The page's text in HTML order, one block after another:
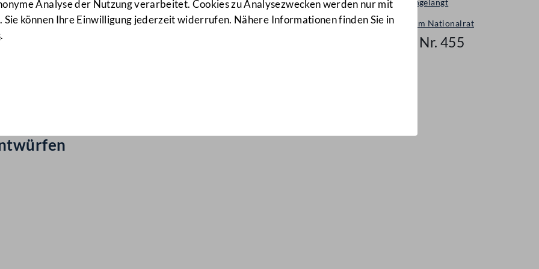
Analyse der Nutzung verarbeitet. Cookies zu Analysezwecken werden nur mit
Sie können Ihre Einwilligung jederzeit widerrufen. Nähere Informationen finden Sie in
.
Neu eingelangt
Neues im Nationalrat
Mail Nr. 455
Nr: 455